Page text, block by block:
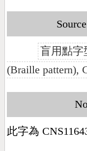
Source
盲用點字
(Braille pattern),
此字為